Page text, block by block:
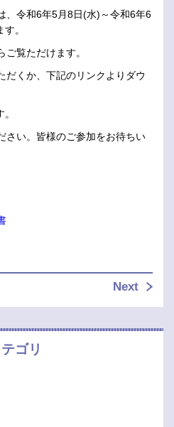
、令和6年5月8日(水)～令和6年6
。
覧ただけます。
だくか、下記のリンクよりダウ
さい。皆様のご参加をお待ちい
Next
ゴリ